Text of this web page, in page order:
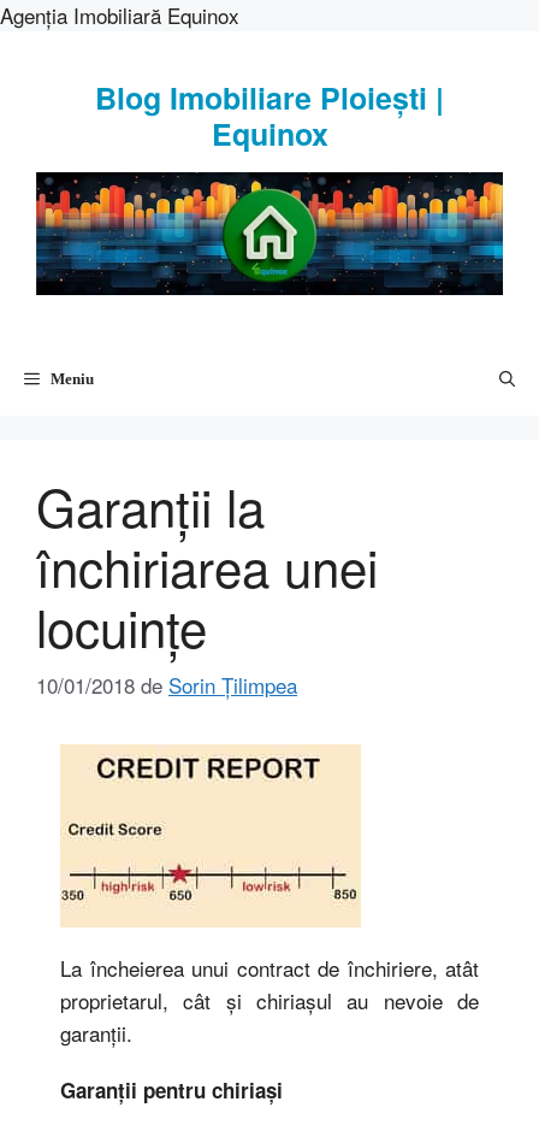
Agenția Imobiliară Equinox
Blog Imobiliare Ploiești |
Equinox
Meniu
Garanţii la
închiriarea unei
locuinţe
10/01/2018 de Sorin Țilimpea
La încheierea unui contract de închiriere, atât
proprietarul, cât şi chiriaşul au nevoie de
garanţii.
Garanţii pentru chiriaşi